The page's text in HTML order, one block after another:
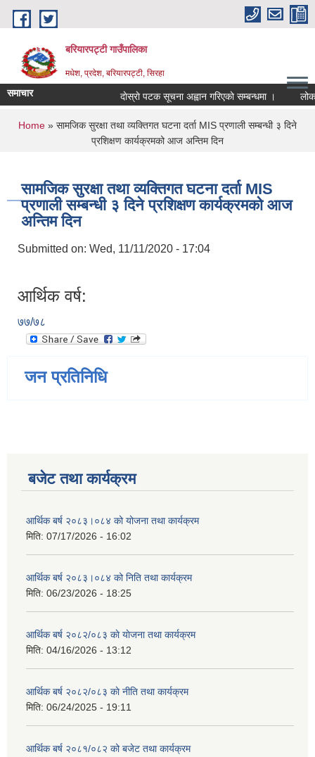
Skip to main content
बरियारपट्टी गाउँपालिका
मधेश, प्रदेश, बरियारपट्टी, सिरहा
समाचार दाेस्राे पटक सूचना अह्वान गरिएकाे सम्बन्धमा । लोक
You are here
Home » सामजिक सुरक्षा तथा व्यक्तिगत घटना दर्ता MIS प्रणाली सम्बन्धी ३ दिने
प्रशिक्षण कार्यक्रमको आज अन्तिम दिन
सामजिक सुरक्षा तथा व्यक्तिगत घटना दर्ता MIS
प्रणाली सम्बन्धी ३ दिने प्रशिक्षण कार्यक्रमको आज
अन्तिम दिन
Submitted on: Wed, 11/11/2020 - 17:04
आर्थिक वर्ष:
७७/७८
जन प्रतिनिधि
बजेट तथा कार्यक्रम
आर्थिक बर्ष २०८३।०८४ को योजना तथा कार्यक्रम
मिति: 07/17/2026 - 16:02
आर्थिक बर्ष २०८३।०८४ को निति तथा कार्यक्रम
मिति: 06/23/2026 - 18:25
आर्थिक बर्ष २०८२/०८३ काे याेजना तथा कार्यक्रम
मिति: 04/16/2026 - 13:12
आर्थिक बर्ष २०८२/०८३ काे नीति तथा कार्यक्रम
मिति: 06/24/2025 - 19:11
आर्थिक बर्ष २०८१/०८२ को बजेट तथा कार्यक्रम